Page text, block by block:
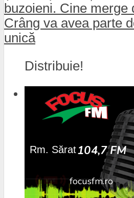
buzoieni. Cine merge
Crâng va avea parte
unică
Distribuie!